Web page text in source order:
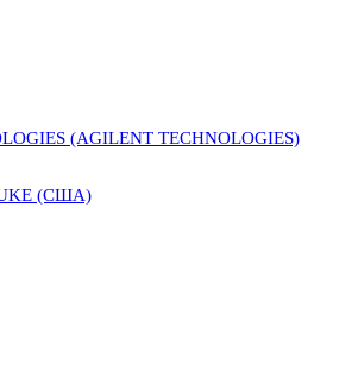
(AGILENT TECHNOLOGIES)
(США)